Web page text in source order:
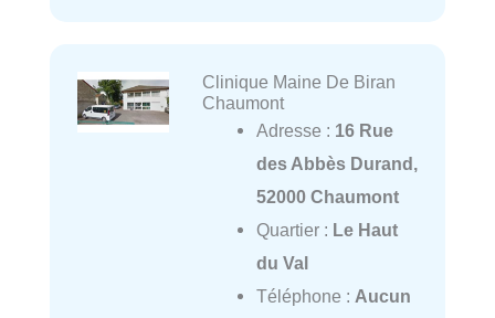
Clinique Maine De Biran
Chaumont
Adresse : 16 Rue
des Abbès Durand,
52000 Chaumont
Quartier : Le Haut
du Val
Téléphone : Aucun